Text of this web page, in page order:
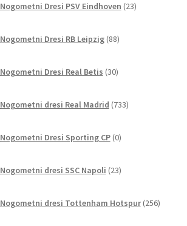
Nogometni Dresi PSV Eindhoven 23izdelkov
Nogometni Dresi RB Leipzig 88izdelkov
Nogometni Dresi Real Betis 30izdelkov
Nogometni dresi Real Madrid 733izdelkov
Nogometni Dresi Sporting CP 0izdelkov
Nogometni dresi SSC Napoli 23izdelkov
Nogometni dresi Tottenham Hotspur 256